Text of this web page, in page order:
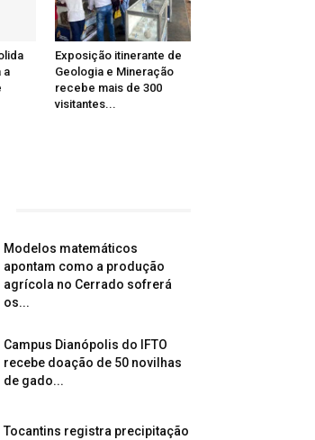
a
Exposição itinerante de
Geologia e Mineração
recebe mais de 300
visitantes...
Modelos matemáticos
apontam como a produção
agrícola no Cerrado sofrerá
os...
Campus Dianópolis do IFTO
recebe doação de 50 novilhas
de gado...
Tocantins registra precipitação